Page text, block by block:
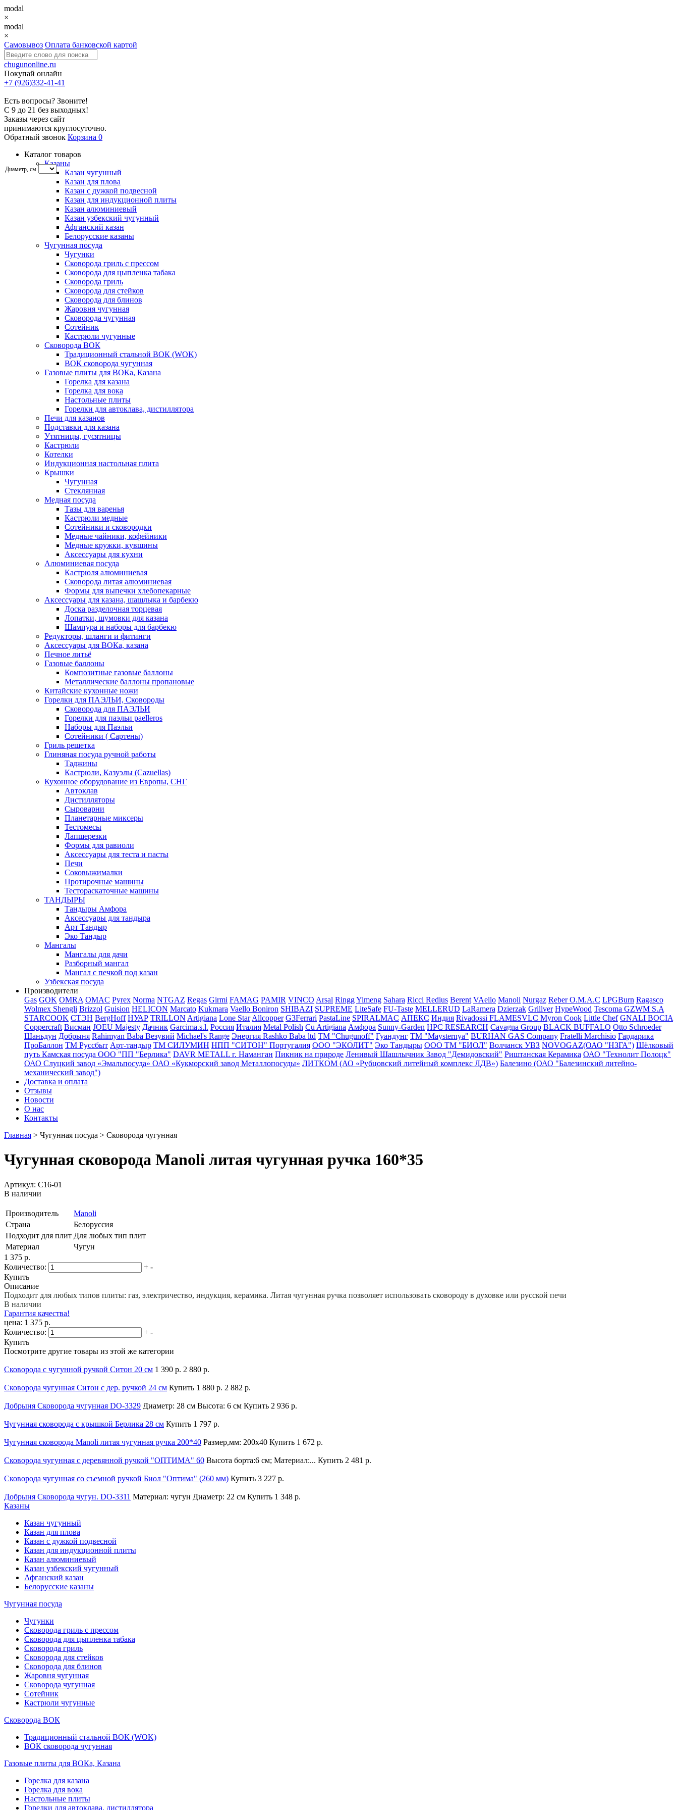
modal
×
modal
×
Самовывоз Оплата банковской картой
chugunonline.ru
Покупай онлайн
+7 (926)332-41-41
Есть вопросы? Звоните!
С 9 до 21 без выходных!
Заказы через сайт
принимаются круглосуточно.
Обратный звонок Корзина 0
Каталог товаров
Казаны
Казан чугунный
Казан для плова
Казан с дужкой подвесной
Казан для индукционной плиты
Казан алюминиевый
Казан узбекский чугунный
Афганский казан
Белорусские казаны
Чугунная посуда
Чугунки
Сковорода гриль с прессом
Сковорода для цыпленка табака
Сковорода гриль
Сковорода для стейков
Сковорода для блинов
Жаровня чугунная
Сковорода чугунная
Сотейник
Кастрюли чугунные
Сковорода ВОК
Традиционный стальной ВОК (WOK)
ВОК сковорода чугунная
Газовые плиты для ВОКа, Казана
Горелка для казана
Горелка для вока
Настольные плиты
Горелки для автоклава, дистиллятора
Печи для казанов
Подставки для казана
Утятницы, гусятницы
Кастрюли
Котелки
Индукционная настольная плита
Крышки
Чугунная
Стеклянная
Медная посуда
Тазы для варенья
Кастрюли медные
Сотейники и сковородки
Медные чайники, кофейники
Медные кружки, кувшины
Аксессуары для кухни
Алюминиевая посуда
Кастрюля алюминиевая
Сковорода литая алюминиевая
Формы для выпечки хлебопекарные
Аксессуары для казана, шашлыка и барбекю
Доска разделочная торцевая
Лопатки, шумовки для казана
Шампура и наборы для барбекю
Редукторы, шланги и фитинги
Аксессуары для ВОКа, казана
Печное литьё
Газовые баллоны
Композитные газовые баллоны
Металлические баллоны пропановые
Китайские кухонные ножи
Горелки для ПАЭЛЬИ, Сковороды
Сковорода для ПАЭЛЬИ
Горелки для паэльи paelleros
Наборы для Паэльи
Сотейники ( Сартены)
Гриль решетка
Глиняная посуда ручной работы
Таджины
Кастрюли, Казуэлы (Cazuellas)
Кухонное оборудование из Европы, СНГ
Автоклав
Дистилляторы
Сыроварни
Планетарные миксеры
Тестомесы
Лапшерезки
Формы для равиоли
Аксессуары для теста и пасты
Печи
Соковыжималки
Протирочные машины
Тестораскаточные машины
ТАНДЫРЫ
Тандыры Амфора
Аксессуары для тандыра
Арт Тандыр
Эко Тандыр
Мангалы
Мангалы для дачи
Разборный мангал
Мангал с печкой под казан
Узбекская посуда
Производители
Gas GOK OMRA OMAC Pyrex Norma NTGAZ Regas Girmi FAMAG PAMIR VINCO Arsal RinggYimeng Sahara Ricci Redius Berent VAello Manoli Nurgaz ReberO.M.A.C LPGBurn Ragasco
Wolmex Shengli Brizzol Guision HELICON Marcato Kukmara Vaello Boniron SHIBAZI SUPREME LiteSafe FU-Taste MELLERUD LaRamera Dzierzak Grillver HypeWood Tescoma GZWM S.A
STARCOOK СТЭН BergHoff НУАР TRILLON Artigiana Lone Star Allcopper G3Ferrari PastaLine SPIRALMAC АПЕКС Индия Rivadossi FLAMESVLC Myron Cook Little Chef GNALI BOCIA
Coppercraft Висман JOEU Majesty Дачник Garcima.s.l. Россия Италия Metal Polish Cu Artigiana Амфора Sunny-Garden HPC RESEARCH Cavagna Group BLACK BUFFALO Otto Schroeder
Шаньдун Добрыня Rahimyan Baba Везувий Michael's Range Энергия Rashko Baba ltd ТМ "Chugunoff" Гуандунг ТМ "Maysternya" BURHAN GAS Company Fratelli Marchisio Гардарика
ПроБаллон ТМ Руссбыт Арт-тандыр ТМ СИЛУМИН НПП "СИТОН" Португалия ООО "ЭКОЛИТ" Эко Тандыры ООО ТМ "БИОЛ" Волчанск УВЗ NOVOGAZ(ОАО "НЗГА") Шёлковый
путь Камская посуда ООО "ПП "Берлика" DAVR METALL г. Наманган Пикник на природе Ленивый Шашлычник Завод "Демидовский" Риштанская Керамика ОАО "Технолит Полоцк"
ОАО Слуцкий завод «Эмальпосуда» ОАО «Кукморский завод Металлопосуды» ЛИТКОМ (АО «Рубцовский литейный комплекс ЛДВ») Балезино (ОАО "Балезинский литейно-
механический завод")
Доставка и оплата
Отзывы
Новости
О нас
Контакты
Главная > Чугунная посуда > Сковорода чугунная
Чугунная сковорода Manoli литая чугунная ручка 160*35
Артикул: С16-01
В наличии
Производитель
Manoli
Страна
Белоруссия
Подходит для плит Для любых тип плит
Материал
Чугун
1 375 р.
Количество:
+ -
Купить
Описание
Подходит для любых типов плиты: газ, электричество, индукция, керамика. Литая чугунная ручка позволяет использовать сковороду в духовке или русской печи
В наличии
Гарантия качества!
цена: 1 375 р.
Количество:
+ -
Купить
Посмотрите другие товары из этой же категории
Сковорода с чугунной ручкой Ситон 20 см 1 390 р. 2 880 р.
Сковорода чугунная Ситон с дер. ручкой 24 см Купить 1 880 р. 2 882 р.
Добрыня Сковорода чугунная DO-3329 Диаметр: 28 см Высота: 6 см Купить 2 936 р.
Чугунная сковорода с крышкой Берлика 28 см Купить 1 797 р.
Чугунная сковорода Manoli литая чугунная ручка 200*40 Размер,мм: 200х40 Купить 1 672 р.
Сковорода чугунная с деревянной ручкой "ОПТИМА" 60 Высота борта:6 см; Материал:... Купить
Диаметр, см
2 481 р.
Сковорода чугунная со съемной ручкой Биол "Оптима" (260 мм) Купить 3 227 р.
Добрыня Сковорода чугун. DO-3311 Материал: чугун Диаметр: 22 см Купить 1 348 р.
Казаны
Казан чугунный
Казан для плова
Казан с дужкой подвесной
Казан для индукционной плиты
Казан алюминиевый
Казан узбекский чугунный
Афганский казан
Белорусские казаны
Чугунная посуда
Чугунки
Сковорода гриль с прессом
Сковорода для цыпленка табака
Сковорода гриль
Сковорода для стейков
Сковорода для блинов
Жаровня чугунная
Сковорода чугунная
Сотейник
Кастрюли чугунные
Сковорода ВОК
Традиционный стальной ВОК (WOK)
ВОК сковорода чугунная
Газовые плиты для ВОКа, Казана
Горелка для казана
Горелка для вока
Настольные плиты
Горелки для автоклава, дистиллятора